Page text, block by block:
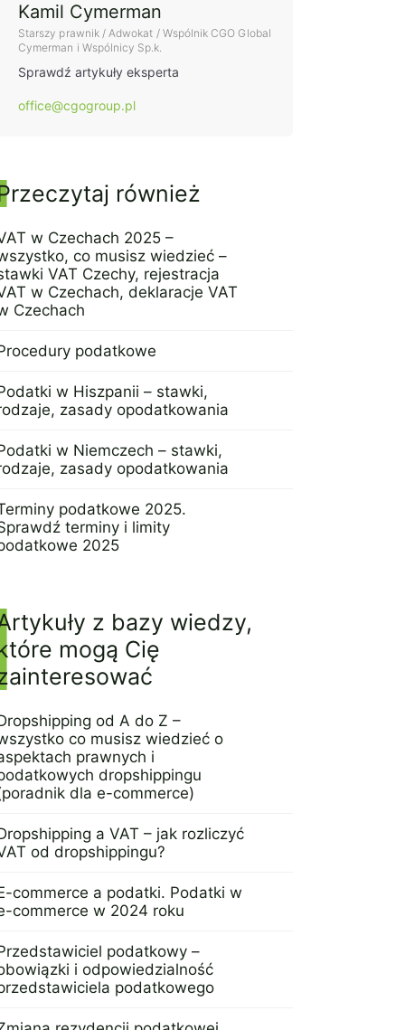
Kamil Cymerman
Starszy prawnik / Adwokat / Wspólnik CGO Global
Cymerman i Wspólnicy Sp.k.
Sprawdź artykuły eksperta
office@cgogroup.pl
również
w Czechach 2025 –
co musisz wiedzieć –
VAT Czechy, rejestracja
w Czechach, deklaracje VAT
Czechach
podatkowe
w Hiszpanii – stawki,
zasady opodatkowania
w Niemczech – stawki,
zasady opodatkowania
podatkowe 2025.
terminy i limity
2025
z bazy wiedzy,
mogą Cię
od A do Z –
co musisz wiedzieć o
prawnych i
dropshippingu
dla e-commerce)
a VAT – jak rozliczyć
od dropshippingu?
commerce a podatki. Podatki w
commerce w 2024 roku
podatkowy –
i odpowiedzialność
podatkowego